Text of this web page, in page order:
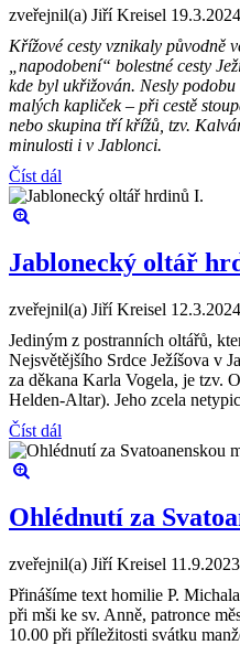
zveřejnil(a) Jiří Kreisel 19.3.2024
Křížové cesty vznikaly původně
„napodobení“ bolestné cesty
kde byl ukřižován. Nesly
malých kapliček – při cestě
nebo skupina tří křížů, tzv.
minulosti i v Jablonci.
Číst dál
Jablonecký oltář
zveřejnil(a) Jiří Kreisel 12.3.2024
Jediným z postranních oltářů,
Nejsvětějšího Srdce Ježíšova v
za děkana Karla Vogela, je tzv.
Helden-Altar). Jeho zcela
Číst dál
Ohlédnutí za
zveřejnil(a) Jiří Kreisel 11.9.2023
Přinášíme text homilie P.
při mši ke sv. Anně, patronce
10.00 při příležitosti svátku